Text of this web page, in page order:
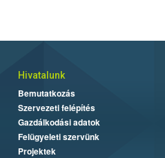
Hivatalunk
Bemutatkozás
Szervezeti felépítés
Gazdálkodási adatok
Felügyeleti szervünk
Projektek